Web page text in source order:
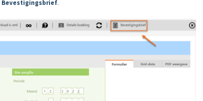
Bevestigingsbrief.